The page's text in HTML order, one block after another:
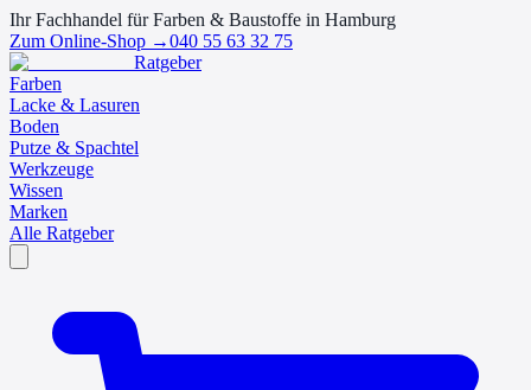
Ihr Fachhandel für Farben & Baustoffe in Hamburg
Zum Online-Shop →040 55 63 32 75
Ratgeber
Farben
Lacke & Lasuren
Boden
Putze & Spachtel
Werkzeuge
Wissen
Marken
Alle Ratgeber